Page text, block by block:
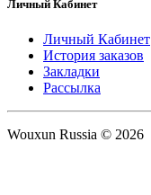
Личный Кабинет
Личный Кабинет
История заказов
Закладки
Рассылка
Wouxun Russia © 2026